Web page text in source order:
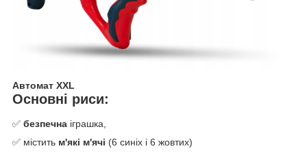
Автомат XXL
Основні риси:
✅ безпечна іграшка,
✅ містить м'які м'ячі (6 синіх і 6 жовтих)